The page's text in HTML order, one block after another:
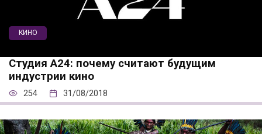
КИНО
Студия А24: почему считают будущим
индустрии кино
254 31/08/2018